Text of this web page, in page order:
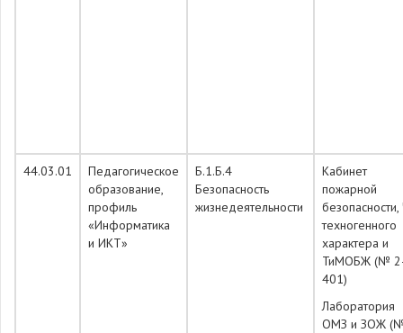
44.03.01
Педагогическое
образование,
профиль
«Информатика
и ИКТ»
Б.1.Б.4
Безопасность
жизнедеятельности
Кабинет
пожарной
техногенного
характера и
ТиМОБЖ (№
401)
Лаборатория
ОМЗ и ЗОЖ